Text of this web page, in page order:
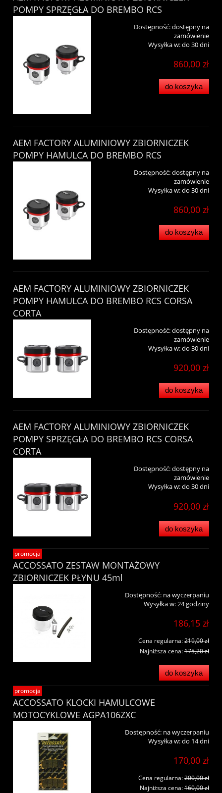
POMPY SPRZĘGŁA DO BREMBO RCS
Dostępność:dostępny na
zamówienie
Wysyłka w:do 30 dni
860,00 zł
do koszyka
AEM FACTORY ALUMINIOWY ZBIORNICZEK
POMPY HAMULCA DO BREMBO RCS
Dostępność:dostępny na
zamówienie
Wysyłka w:do 30 dni
860,00 zł
do koszyka
AEM FACTORY ALUMINIOWY ZBIORNICZEK
POMPY HAMULCA DO BREMBO RCS CORSA
CORTA
Dostępność:dostępny na
zamówienie
Wysyłka w:do 30 dni
920,00 zł
do koszyka
AEM FACTORY ALUMINIOWY ZBIORNICZEK
POMPY SPRZĘGŁA DO BREMBO RCS CORSA
CORTA
Dostępność:dostępny na
zamówienie
Wysyłka w:do 30 dni
920,00 zł
do koszyka
ACCOSSATO ZESTAW MONTAŻOWY
ZBIORNICZEK PŁYNU 45ml
Dostępność: na wyczerpaniu
Wysyłka w:24 godziny
186,15 zł
Cena regularna:219,00 zł
Najniższa cena:175,20 zł
do koszyka
promocja
ACCOSSATO KLOCKI HAMULCOWE
MOTOCYKLOWE AGPA106ZXC
Dostępność: na wyczerpaniu
Wysyłka w:do 14 dni
170,00 zł
Cena regularna:200,00 zł
Najniższa cena:160,00 zł
promocja